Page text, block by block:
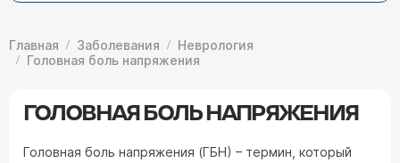
Главная Заболевания
Неврология
Головная боль напряжения
ГОЛОВНАЯ БОЛЬ НАПРЯЖЕНИЯ
Головная боль напряжения (ГБН) – термин, который